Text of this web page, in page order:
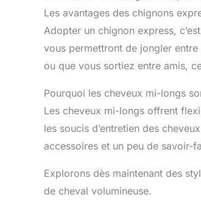
Les avantages des chignons
Adopter un chignon express,
vous permettront de jongler
ou que vous sortiez entre amis,
Pourquoi les cheveux mi-longs
Les cheveux mi-longs offrent
les soucis d’entretien des
accessoires et un peu de savoir-
Explorons dès maintenant des
de cheval volumineuse.